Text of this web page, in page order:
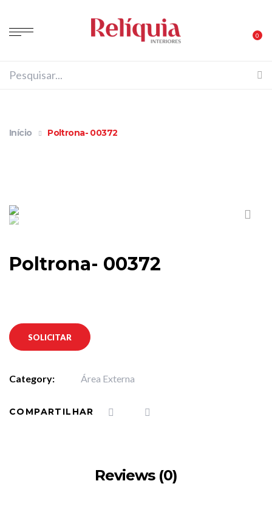
0
Início Poltrona- 00372
Poltrona- 00372
SOLICITAR
Category: Área Externa
COMPARTILHAR
Reviews (0)